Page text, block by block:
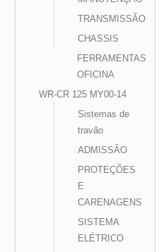
TRANSMISSÃO
CHASSIS
FERRAMENTAS
OFICINA
WR-CR 125 MY00-14
Sistemas de
travão
ADMISSÃO
PROTEÇÕES
E
CARENAGENS
SISTEMA
ELÉTRICO